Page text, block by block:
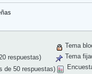
respuestas)
de 50 respuestas)
Tema
Tema